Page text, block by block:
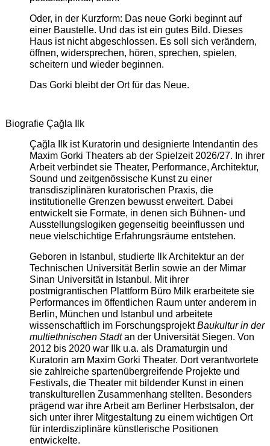
Oder, in der Kurzform: Das neue Gorki beginnt auf
einer Baustelle. Und das ist ein gutes Bild. Dieses
Haus ist nicht abgeschlossen. Es soll sich verändern,
öffnen, widersprechen, hören, sprechen, spielen,
scheitern und wieder beginnen.
Das Gorki bleibt der Ort für das Neue.
Biografie Çağla Ilk
Çağla Ilk ist Kuratorin und designierte Intendantin des
Maxim Gorki Theaters ab der Spielzeit 2026/27. In ihrer
Arbeit verbindet sie Theater, Performance, Architektur,
Sound und zeitgenössische Kunst zu einer
transdisziplinären kuratorischen Praxis, die
institutionelle Grenzen bewusst erweitert. Dabei
entwickelt sie Formate, in denen sich Bühnen- und
Ausstellungslogiken gegenseitig beeinflussen und
neue vielschichtige Erfahrungsräume entstehen.
Geboren in Istanbul, studierte Ilk Architektur an der
Technischen Universität Berlin sowie an der Mimar
Sinan Universität in Istanbul. Mit ihrer
postmigrantischen Plattform Büro Milk erarbeitete sie
Performances im öffentlichen Raum unter anderem in
Berlin, München und Istanbul und arbeitete
wissenschaftlich im ForschungsprojektBaukultur in der
multiethnischen Stadtan der Universität Siegen. Von
2012 bis 2020 war Ilk u.a. als Dramaturgin und
Kuratorin am Maxim Gorki Theater. Dort verantwortete
sie zahlreiche spartenübergreifende Projekte und
Festivals, die Theater mit bildender Kunst in einen
transkulturellen Zusammenhang stellten. Besonders
prägend war ihre Arbeit am Berliner Herbstsalon, der
sich unter ihrer Mitgestaltung zu einem wichtigen Ort
für interdisziplinäre künstlerische Positionen
entwickelte.